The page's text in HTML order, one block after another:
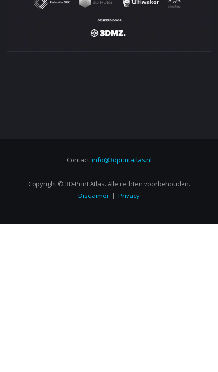
Contact: info@3dprintatlas.nl
Copyright © 3D-Print Atlas. Alle rechten voorbehouden.
Disclaimer | Privacy